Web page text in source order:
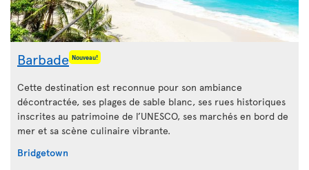
Barbade Nouveau!
Cette destination est reconnue pour son ambiance
décontractée, ses plages de sable blanc, ses rues historiques
inscrites au patrimoine de l’UNESCO, ses marchés en bord de
mer et sa scène culinaire vibrante.
Bridgetown